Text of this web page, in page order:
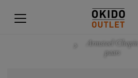
Armstoel Chopin
paars